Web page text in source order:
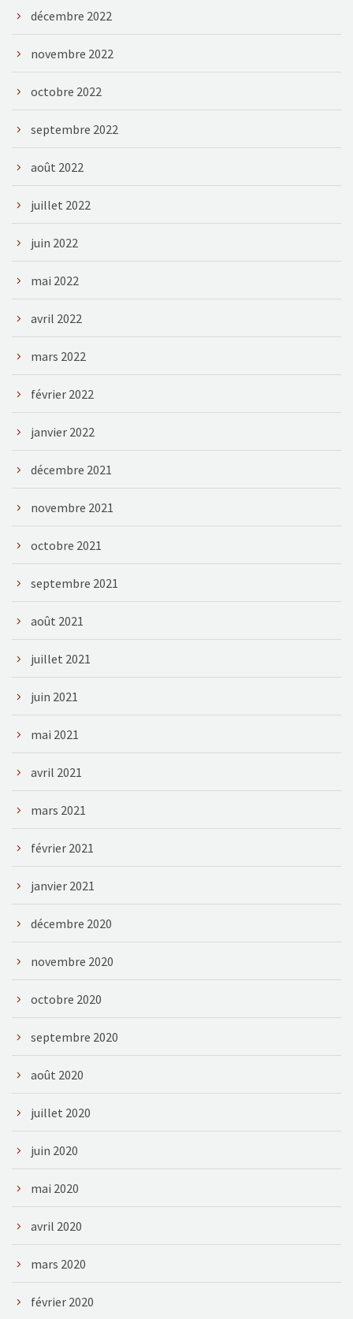
décembre 2022
novembre 2022
octobre 2022
septembre 2022
août 2022
juillet 2022
juin 2022
mai 2022
avril 2022
mars 2022
février 2022
janvier 2022
décembre 2021
novembre 2021
octobre 2021
septembre 2021
août 2021
juillet 2021
juin 2021
mai 2021
avril 2021
mars 2021
février 2021
janvier 2021
décembre 2020
novembre 2020
octobre 2020
septembre 2020
août 2020
juillet 2020
juin 2020
mai 2020
avril 2020
mars 2020
février 2020